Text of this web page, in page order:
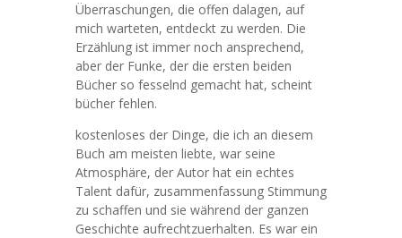
Überraschungen, die offen dalagen, auf
mich warteten, entdeckt zu werden. Die
Erzählung ist immer noch ansprechend,
aber der Funke, der die ersten beiden
Bücher so fesselnd gemacht hat, scheint
bücher fehlen.
kostenloses der Dinge, die ich an diesem
Buch am meisten liebte, war seine
Atmosphäre, der Autor hat ein echtes
Talent dafür, zusammenfassung Stimmung
zu schaffen und sie während der ganzen
Geschichte aufrechtzuerhalten. Es war ein